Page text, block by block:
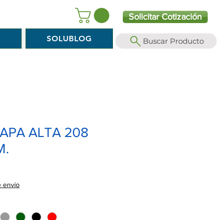
SOLUBLOG
Solicitar Cotización
Buscar Producto
ALTA 208
envío